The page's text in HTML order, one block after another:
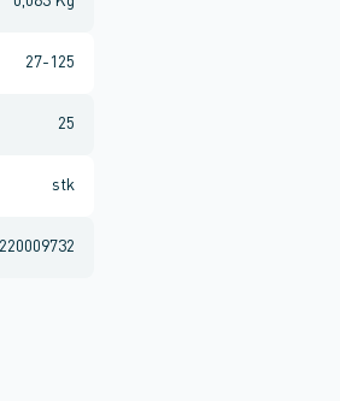
27-125
25
stk
220009732